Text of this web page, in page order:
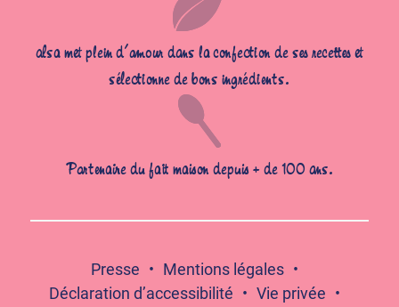
alsa met plein d’amour dans la confection de ses recettes et
sélectionne de bons ingrédients.
Partenaire du fait maison depuis + de 100 ans.
Presse
Mentions légales
Déclaration d’accessibilité
Vie privée